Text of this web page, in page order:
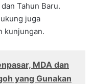
Tahun Baru.
juga
kunjungan.
MDA dan
yang Gunakan